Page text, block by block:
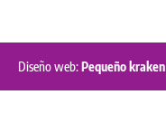
Diseño web:Pequeño kraken